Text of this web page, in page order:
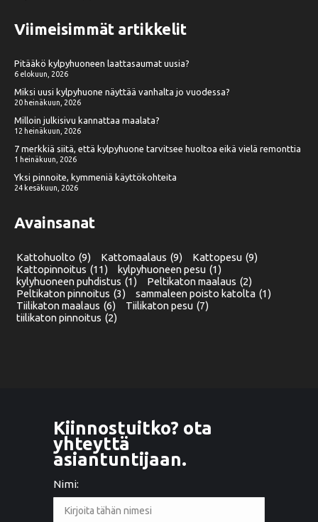
Viimeisimmät artikkelit
Pitääkö kylpyhuoneen laattasaumat uusia?
6 elokuun, 2026
Miksi uusi kylpyhuone näyttää vanhalta jo vuodessa?
20 heinäkuun, 2026
Milloin julkisivu kannattaa maalata?
12 heinäkuun, 2026
7 merkkiä siitä, että kylpyhuone tarvitsee huoltoa eikä vielä remonttia
1 heinäkuun, 2026
Yksi pinnoite, kymmeniä käyttökohteita
24 kesäkuun, 2026
Avainsanat
Kattohuolto (9) Kattomaalaus (9) Kattopesu (9)
Kattopinnoitus (11) kylpyhuoneen pesu (1)
kylyhuoneen puhdistus (1) Peltikaton maalaus (2)
Peltikaton pinnoitus (3) sammaleen poisto katolta (1)
Tiilikaton maalaus (6) Tiilikaton pesu (7)
tiilikaton pinnoitus (2)
Kiinnostuitko? ota
yhteyttä
asiantuntijaan.
Nimi: